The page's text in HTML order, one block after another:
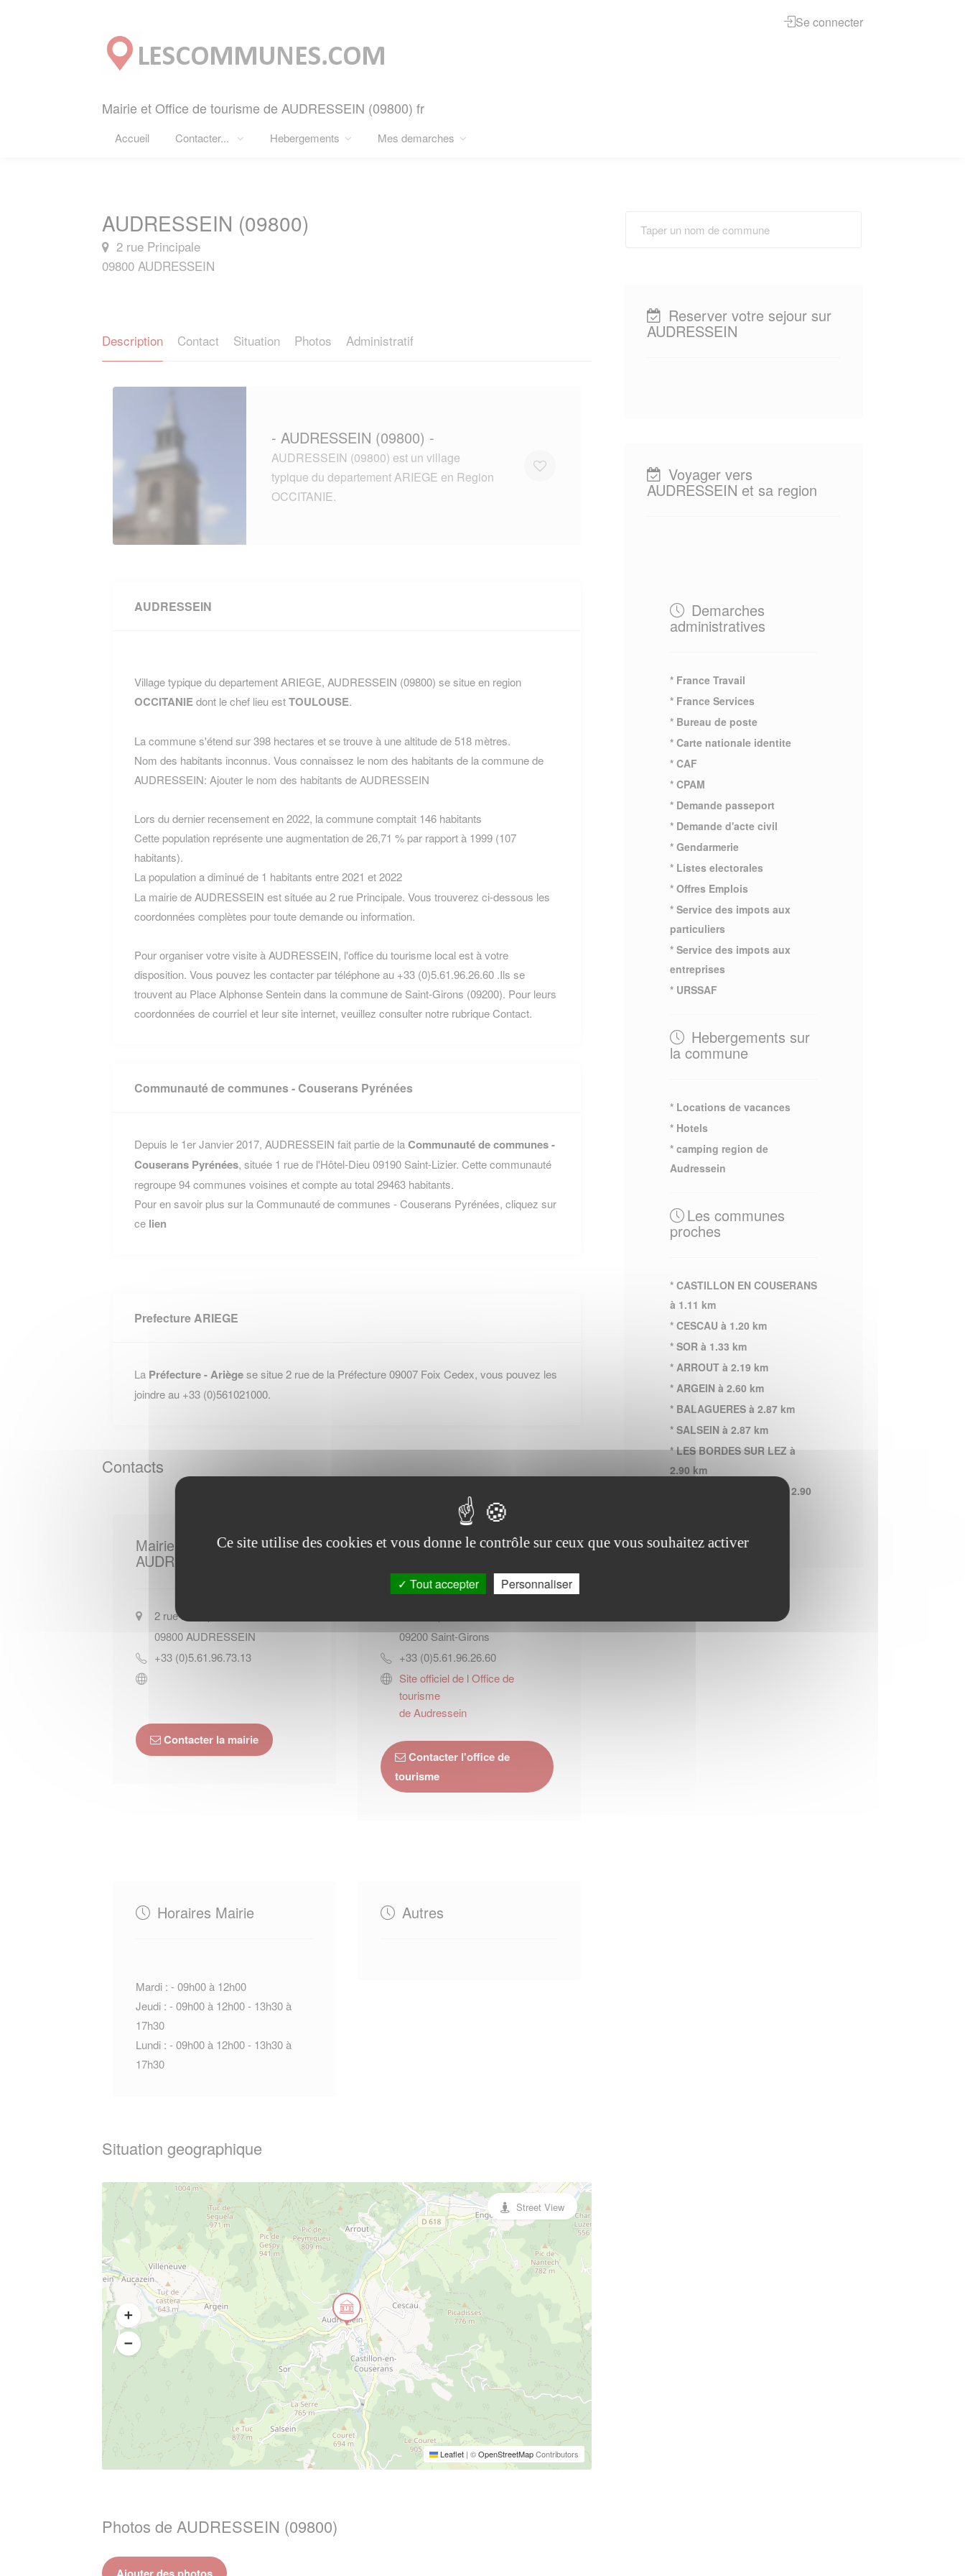
Mairie et Office de tourisme de AUDRESSEIN (09800) fr
Accueil Contacter... Hebergements Mes demarches
Se connecter
AUDRESSEIN (09800)
2 rue Principale
09800 AUDRESSEIN
Description Contact Situation Photos Administratif
- AUDRESSEIN (09800) -
AUDRESSEIN (09800) est un village
typique du departement ARIEGE en Region
OCCITANIE.
AUDRESSEIN
Village typique du departement ARIEGE, AUDRESSEIN (09800) se situe en region
OCCITANIEdont le chef lieu estTOULOUSE.
La commune s'étend sur 398 hectares et se trouve à une altitude de 518 mètres.
Nom des habitants inconnus. Vous connaissez le nom des habitants de la commune de
AUDRESSEIN: Ajouter le nom des habitants de AUDRESSEIN
Lors du dernier recensement en 2022, la commune comptait 146 habitants
Cette population représente une augmentation de 26,71 % par rapport à 1999 (107
habitants).
La population a diminué de 1 habitants entre 2021 et 2022
La mairie de AUDRESSEIN est située au 2 rue Principale. Vous trouverez ci-dessous les
coordonnées complètes pour toute demande ou information.
Pour organiser votre visite à AUDRESSEIN, l'office du tourisme local est à votre
disposition. Vous pouvez les contacter par téléphone au +33 (0)5.61.96.26.60 .Ils se
trouvent au Place Alphonse Sentein dans la commune de Saint-Girons (09200). Pour leurs
coordonnées de courriel et leur site internet, veuillez consulter notre rubrique Contact.
Communauté de communes - Couserans Pyrénées
Depuis le 1er Janvier 2017, AUDRESSEIN fait partie de laCommunauté de communes -
Couserans Pyrénées, située 1 rue de l'Hôtel-Dieu 09190 Saint-Lizier. Cette communauté
regroupe 94 communes voisines et compte au total 29463 habitants.
Pour en savoir plus sur la Communauté de communes - Couserans Pyrénées, cliquez sur
ce lien
Prefecture ARIEGE
La Préfecture - Ariègese situe 2 rue de la Préfecture 09007 Foix Cedex, vous pouvez les
joindre au +33 (0)561021000.
Contacts
Mairie de
AUDRESSEIN
2 rue Principale
09800 AUDRESSEIN
+33 (0)5.61.96.73.13
Contacter la mairie
Office de tourisme de
09200Saint-Girons
+33 (0)5.61.96.26.60
Site officiel de l Office de
tourisme
de Audressein
Contacter l'office de
tourisme
Horaires Mairie
Mardi : - 09h00 à 12h00
Jeudi : - 09h00 à 12h00 - 13h30 à
17h30
Lundi : - 09h00 à 12h00 - 13h30 à
17h30
Autres
Situation geographique
Leaflet | ©OpenStreetMapContributors
Street View
Photos de AUDRESSEIN (09800)
Reserver votre sejour sur
AUDRESSEIN
Voyager vers
AUDRESSEIN et sa region
Demarches
administratives
* France Travail
* France Services
* Bureau de poste
* Carte nationale identite
* CAF
* CPAM
* Demande passeport
* Demande d'acte civil
* Gendarmerie
* Listes electorales
* Offres Emplois
* Service des impots aux
particuliers
* Service des impots aux
entreprises
* URSSAF
Hebergements sur
la commune
* Locations de vacances
* Hotels
* camping region de
Audressein
Les communes
proches
* CASTILLON EN COUSERANS
à 1.11 km
* CESCAU à 1.20 km
* SOR à 1.33 km
* ARROUT à 2.19 km
* ARGEIN à 2.60 km
* BALAGUERES à 2.87 km
* SALSEIN à 2.87 km
* LES BORDES SUR LEZ à
2.90 km
* BORDES UCHENTEIN à 2.90
Ce site utilise des cookies et vous donne le contrôle sur ceux que vous souhaitez activer
Tout accepter Personnaliser